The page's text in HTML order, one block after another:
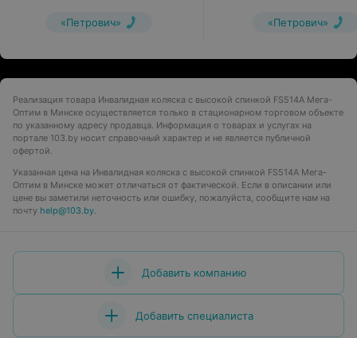
«Петрович» «Петрович»
Реализация товара Инвалидная коляска с высокой спинкой FS514A Мега-
Оптим в Минске осуществляется только в стационарном торговом объекте
по указанному адресу продавца. Информация о товарах и услугах на
портале 103.by носит справочный характер и не является публичной
офертой.
Указанная цена на Инвалидная коляска с высокой спинкой FS514A Мега-
Оптим в Минске может отличаться от фактической. Если в описании или
цене вы заметили неточность или ошибку, пожалуйста, сообщите нам на
почту help@103.by.
Добавить компанию
Добавить специалиста